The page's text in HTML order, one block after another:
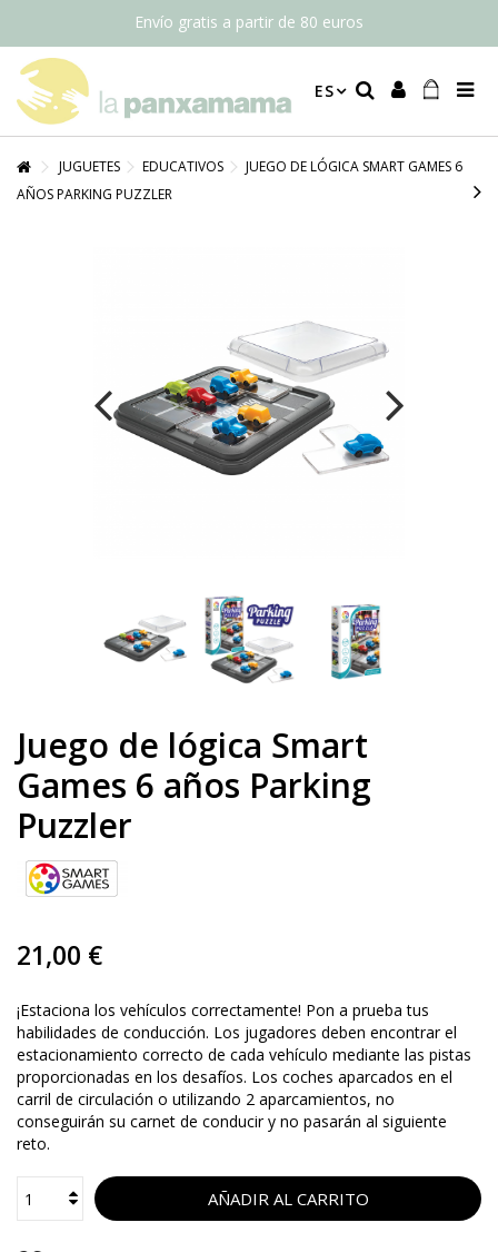
Envío gratis a partir de 80 euros
ES
JUGUETES EDUCATIVOS
JUEGO DE LÓGICA SMART GAMES 6
AÑOS PARKING PUZZLER
Juego de lógica Smart
Games 6 años Parking
Puzzler
21,00 €
¡Estaciona los vehículos correctamente! Pon a prueba tus
habilidades de conducción. Los jugadores deben encontrar el
estacionamiento correcto de cada vehículo mediante las pistas
proporcionadas en los desafíos. Los coches aparcados en el
carril de circulación o utilizando 2 aparcamientos, no
conseguirán su carnet de conducir y no pasarán al siguiente
reto.
AÑADIR AL CARRITO